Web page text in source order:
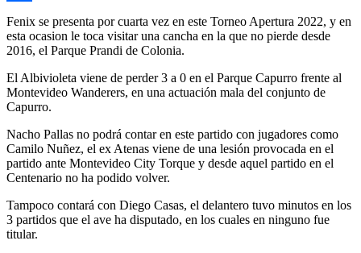
Compartir
Fenix se presenta por cuarta vez en este Torneo Apertura 2022, y en
esta ocasion le toca visitar una cancha en la que no pierde desde
2016, el Parque Prandi de Colonia.
El Albivioleta viene de perder 3 a 0 en el Parque Capurro frente al
Montevideo Wanderers, en una actuación mala del conjunto de
Capurro.
Nacho Pallas no podrá contar en este partido con jugadores como
Camilo Nuñez, el ex Atenas viene de una lesión provocada en el
partido ante Montevideo City Torque y desde aquel partido en el
Centenario no ha podido volver.
Tampoco contará con Diego Casas, el delantero tuvo minutos en los
3 partidos que el ave ha disputado, en los cuales en ninguno fue
titular.